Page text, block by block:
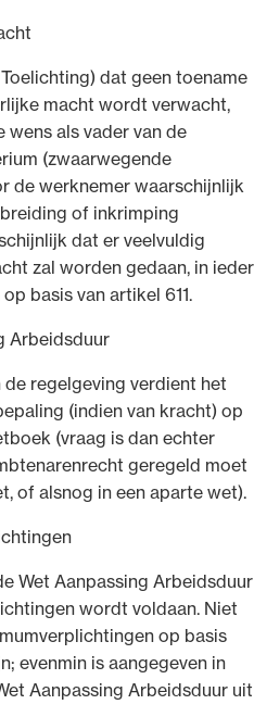
dat geen toename
macht wordt verwacht,
als vader van de
(zwaarwegende
de werknemer waarschijnlijk
of inkrimping
dat er veelvuldig
zal worden gedaan, in ieder
basis van artikel 611.
regelgeving verdient het
(indien van kracht) op
(vraag is dan echter
geregeld moet
of alsnog in een aparte wet).
Wet Aanpassing Arbeidsduur
wordt voldaan. Niet
op basis
evenmin is aangegeven in
Aanpassing Arbeidsduur uit